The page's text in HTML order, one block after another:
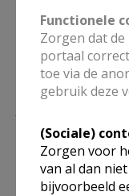
Lees meer
Functionele
Zorgen dat
portaal
toe via de
gebruik deze
(Sociale)
Zorgen voor
van al dan
bijvoorbeeld